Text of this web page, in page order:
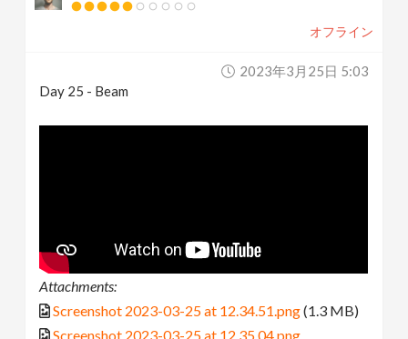
オフライン
2023年3月25日 5:03
Day 25 - Beam
Attachments:
Screenshot 2023-03-25 at 12.34.51.png(1.3 MB)
Screenshot 2023-03-25 at 12.35.04.png